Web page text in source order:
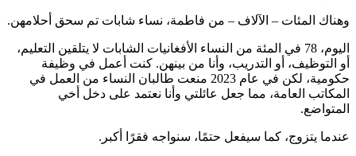
وهناك المئات – الآلاف – من فاطمة، نساء شابات تم سحق أحلامهن.
اليوم، 78 في المئة من النساء الأفغانيات الشابات لا يتلقين التعليم،
أو التوظيف، أو التدريب، وأنا من بينهن. كنت أعمل في وظيفة
حكومية، لكن في عام 2023 منعت طالبان النساء من العمل في
المكاتب العامة، مما جعل عائلتي وأنا نعتمد على دخل أخي
المتواضع.
عندما يتزوج، كما سيفعل حتمًا، سنواجه فقرًا أكبر.